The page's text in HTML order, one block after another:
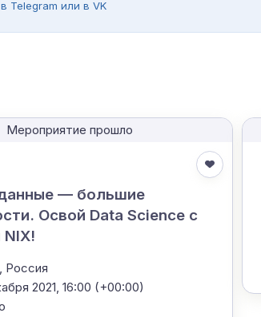
Telegram или в VK
Мероприятие прошло
— большие
Освой Data Science с
Россия
2021, 16:00 (+00:00)